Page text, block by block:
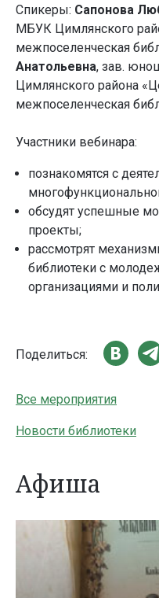
Спикеры: Сапонова
МБУК Цимлянского
межпоселенческая
Анатольевна, зав.
Цимлянского района
межпоселенческая
Участники вебинара:
познакомятся с
обсудят успешные
проекты;
рассмотрят
библиотеки с
организациями и
Поделиться:
Все мероприятия
Новости библиотеки
Афиша